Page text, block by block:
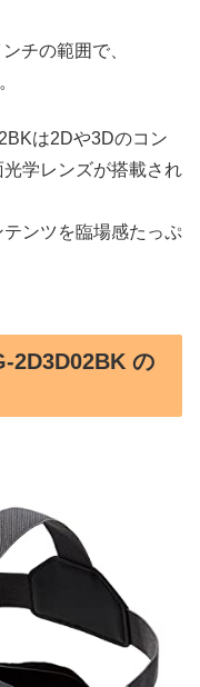
チの範囲で、
は2Dや3Dのコン
学レンズが搭載され
ンツを臨場感たっぷ
2D3D02BK の